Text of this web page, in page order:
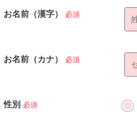
お名前（漢字） 必須
お名前（カナ） 必須
性別 必須